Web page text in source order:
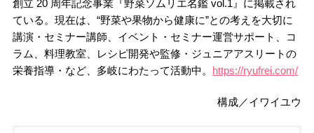
創立 20 周年記念事業『野菜ソムリエ名鑑 vol.1』に掲載され
ている。現在は、“野菜や果物から健康に”との考えを大切に
講演・セミナー講師、イベント・セミナー運営サポート、コ
ラム、料理教室、レシピ開発や監修・ジュニアアスリートの
栄養指導・など、多岐にわたって活動中。 https://ryufrei.com/
構成／イワイユウ